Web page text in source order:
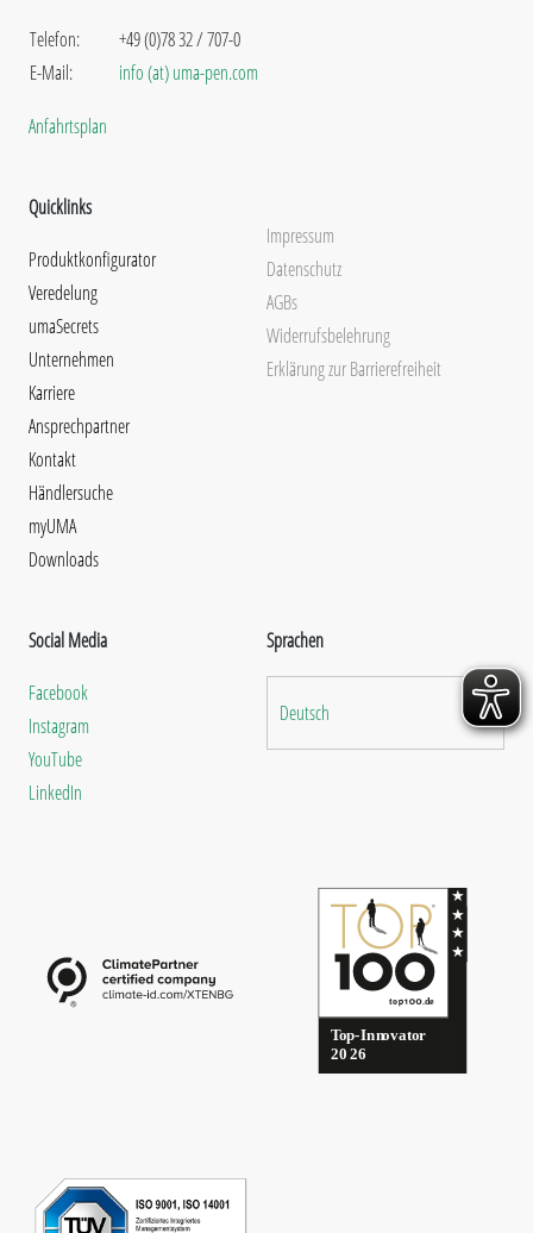
Telefon:
E-Mail:
+49 (0)78 32 / 707-0
info (at) uma-pen.com
Anfahrtsplan
Quicklinks
Produktkonfigurator
Veredelung
umaSecrets
Unternehmen
Karriere
Ansprechpartner
Kontakt
Händlersuche
myUMA
Downloads
Impressum
Datenschutz
AGBs
Widerrufsbelehrung
Erklärung zur Barrierefreiheit
Social Media
Facebook
Instagram
YouTube
LinkedIn
Sprachen
Deutsch